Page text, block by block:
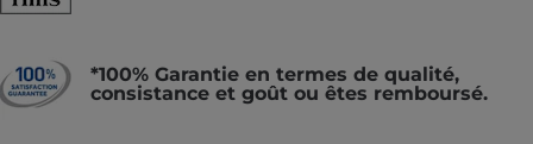
*100% Garantie en termes de qualité,
consistance et goût ou êtes remboursé.